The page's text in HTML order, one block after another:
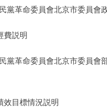
革命委員會北京市委員會
説明
革命委員會北京市委員會部
目標情況説明